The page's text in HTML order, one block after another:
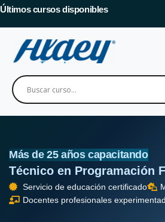
Últimos cursos disponibles
Más de 25 años capacitando
Técnico en Programación
Servicio de educación certificado
Docentes profesionales